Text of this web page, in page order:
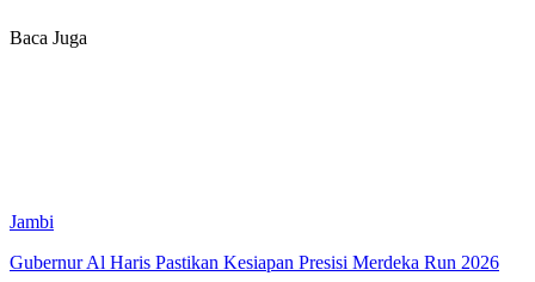
Baca Juga
Jambi
Gubernur Al Haris Pastikan Kesiapan Presisi Merdeka Run 2026